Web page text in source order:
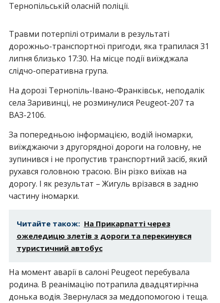
Тернопільській оласній поліції.
Травми потерпілі отримали в результаті
дорожньо-транспортної пригоди, яка трапилася 31
липня близько 17:30. На місце події виїжджала
слідчо-оперативна група.
На дорозі Тернопіль-Івано-Франківськ, неподалік
села Заривинці, не розминулися Peugeot-207 та
ВАЗ-2106.
За попередньою інформацією, водій іномарки,
виїжджаючи з другорядної дороги на головну, не
зупинився і не пропустив транспортний засіб, який
рухався головною трасою. Він різко виїхав на
дорогу. І як результат – Жигуль врізався в задню
частину іномарки.
Читайте також: На Прикарпатті через
ожеледицю злетів з дороги та перекинувся
туристичний автобус
На момент аварії в салоні Peugeot перебувала
родина. В реанімацію потрапила двадцятирічна
донька водія. Звернулася за меддопомогою і теща.